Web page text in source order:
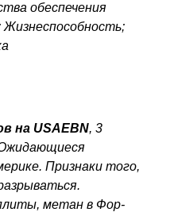
обеспечения
Жизнеспособность;
на USAEBN, 3
Признаки того,
метан в Фор-